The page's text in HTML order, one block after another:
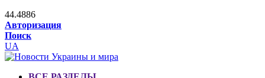
44.4886
Авторизация
Поиск
UA